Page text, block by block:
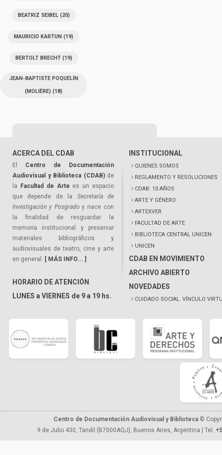
BEATRIZ SEIBEL(20)
MAURICIO KARTUN (19)
BERTOLT BRECHT(19)
JEAN-BAPTISTE POQUELÍN
(MOLIÈRE) (18)
ACERCA DEL CDAB
El Centro de Documentación
Audiovisual y Biblioteca (CDAB)de
la
Facultad de Arte es un espacio
que depende de la Secretaría de
Investigación y Posgrado y nace con
la finalidad de resguardar la
memoria institucional y preservar
materiales bibliográficos y
audiovisuales de teatro, cine y arte
en general. [ MÁS INFO... ]
HORARIO DE ATENCIÓN
LUNES a VIERNES de 9 a 19 hs.
INSTITUCIONAL
QUIENES SOMOS
REGLAMENTO Y RESOLUCIONES
CDAB: 10 AÑOS
ARTE Y GÉNERO
ARTEXVER
FACULTAD DE ARTE
BIBLIOTECA CENTRAL UNICEN
UNICEN
CDAB EN MOVIMIENTO
ARCHIVO ABIERTO
NOVEDADES
CUIDADO SOCIAL. VÍNCULO
Centro de Documentación Audiovisual y Biblioteca ©
9 de Julio 430, Tandil (B7000AQJ), Buenos Aires, Argentina | Tel.